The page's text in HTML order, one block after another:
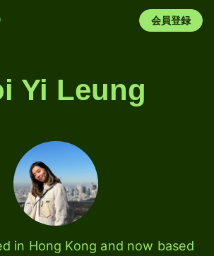
会員登録
Yi Leung
in Hong Kong and now based